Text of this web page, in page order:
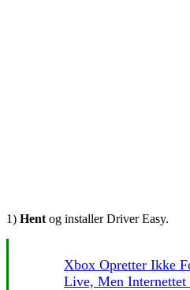
1) Hent og installer Driver Easy.
Xbox Opretter Ikke
Live, Men Internettet